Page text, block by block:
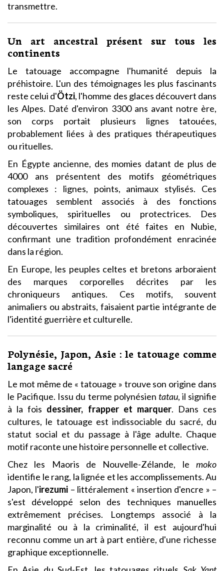
transmettre.
Un art ancestral présent sur tous les
continents
Le tatouage accompagne l'humanité depuis la
préhistoire. L'un des témoignages les plus fascinants
reste celui d'Ötzi, l'homme des glaces découvert dans
les Alpes. Daté d'environ 3300 ans avant notre ère,
son corps portait plusieurs lignes tatouées,
probablement liées à des pratiques thérapeutiques
ou rituelles.
En Égypte ancienne, des momies datant de plus de
4000 ans présentent des motifs géométriques
complexes : lignes, points, animaux stylisés. Ces
tatouages semblent associés à des fonctions
symboliques, spirituelles ou protectrices. Des
découvertes similaires ont été faites en Nubie,
confirmant une tradition profondément enracinée
dans la région.
En Europe, les peuples celtes et bretons arboraient
des marques corporelles décrites par les
chroniqueurs antiques. Ces motifs, souvent
animaliers ou abstraits, faisaient partie intégrante de
l'identité guerrière et culturelle.
Polynésie, Japon, Asie : le tatouage comme
langage sacré
Le mot même de « tatouage » trouve son origine dans
le Pacifique. Issu du terme polynésien tatau, il signifie
à la fois dessiner, frapper et marquer. Dans ces
cultures, le tatouage est indissociable du sacré, du
statut social et du passage à l'âge adulte. Chaque
motif raconte une histoire personnelle et collective.
Chez les Maoris de Nouvelle-Zélande, le moko
identifie le rang, la lignée et les accomplissements. Au
Japon, l'irezumi – littéralement « insertion d'encre » –
s'est développé selon des techniques manuelles
extrêmement précises. Longtemps associé à la
marginalité ou à la criminalité, il est aujourd'hui
reconnu comme un art à part entière, d'une richesse
graphique exceptionnelle.